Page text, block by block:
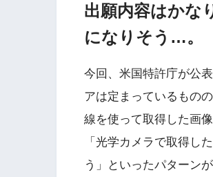
出願内容はかな
になりそう…。
今回、米国特許庁が公
アは定まっているもの
線を使って取得した画
「光学カメラで取得し
う」といったパターン